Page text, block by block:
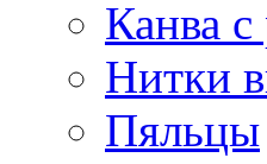
Канва
Нитки
Пяльцы